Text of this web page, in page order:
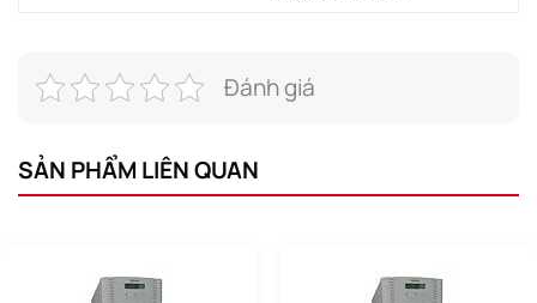
Đánh giá
SẢN PHẨM LIÊN QUAN